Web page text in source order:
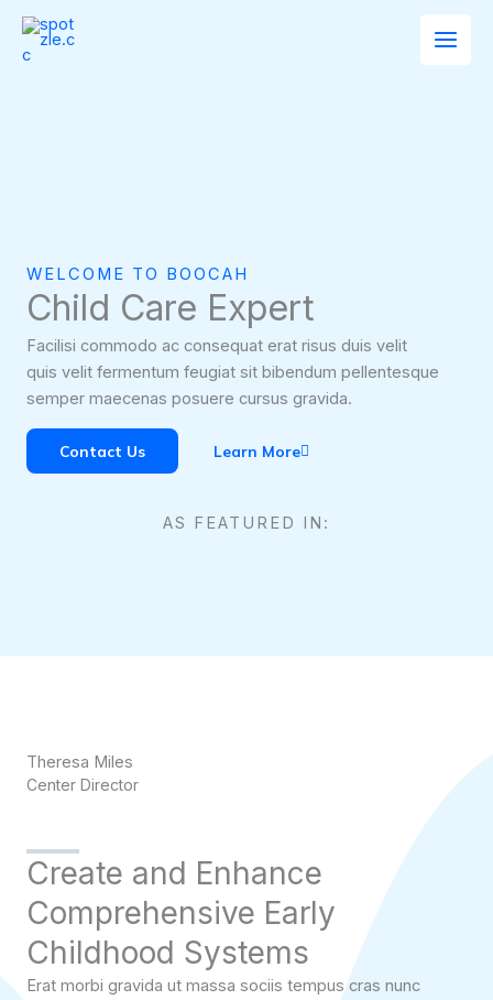
Aller
contenu
WELCOME TO BOOCAH
Child Care Expert
Facilisi commodo ac consequat erat risus duis velit
quis velit fermentum feugiat sit bibendum pellentesque
semper maecenas posuere cursus gravida.
Contact Us Learn More
AS FEATURED IN:
Theresa Miles
Center Director
Create and Enhance
Comprehensive Early
Childhood Systems
Erat morbi gravida ut massa sociis tempus cras nunc